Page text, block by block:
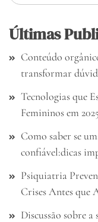
Últimas
Conteúdo
transformar
Tecnologias que
Femininos em
Como saber se
confiável:dicas
Psiquiatria
Crises Antes que
Discussão sobre